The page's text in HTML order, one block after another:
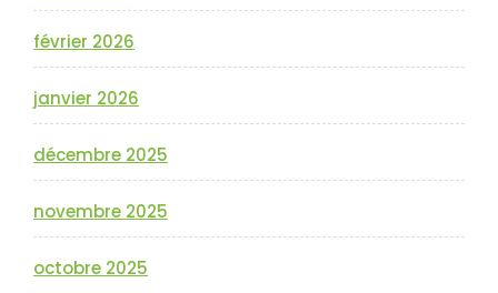
février 2026
janvier 2026
décembre 2025
novembre 2025
octobre 2025